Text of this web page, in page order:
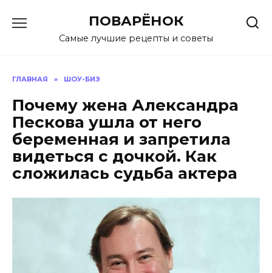
содержанию
ПОВАРЁНОК
Самые лучшие рецепты и советы
ГЛАВНАЯ » ШОУ-БИЗ
Почему жена Александра
Пескова ушла от него
беременная и запретила
видеться с дочкой. Как
сложилась судьба актера